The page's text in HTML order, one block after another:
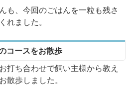
も、今回のごはんを一粒も残さ
れました。
コースをお散歩
打ち合わせで飼い主様から教え
散歩しました。